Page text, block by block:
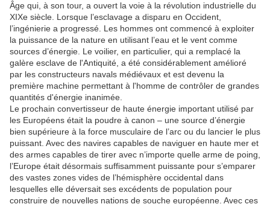
Âge qui, à son tour, a ouvert la voie à la révolution industrielle du
XIXe siècle. Lorsque l’esclavage a disparu en Occident,
l’ingénierie a progressé. Les hommes ont commencé à exploiter
la puissance de la nature en utilisant l’eau et le vent comme
sources d’énergie. Le voilier, en particulier, qui a remplacé la
galère esclave de l'Antiquité, a été considérablement amélioré
par les constructeurs navals médiévaux et est devenu la
première machine permettant à l'homme de contrôler de grandes
quantités d'énergie inanimée.
Le prochain convertisseur de haute énergie important utilisé par
les Européens était la poudre à canon – une source d’énergie
bien supérieure à la force musculaire de l’arc ou du lancier le plus
puissant. Avec des navires capables de naviguer en haute mer et
des armes capables de tirer avec n’importe quelle arme de poing,
l’Europe était désormais suffisamment puissante pour s’emparer
des vastes zones vides de l’hémisphère occidental dans
lesquelles elle déversait ses excédents de population pour
construire de nouvelles nations de souche européenne. Avec ces